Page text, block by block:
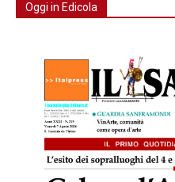
Oggi in Edicola